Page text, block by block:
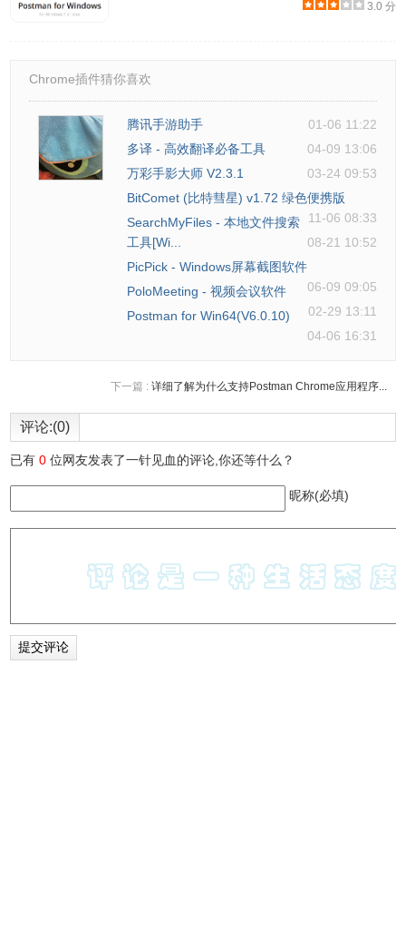
3.0 分
Chrome插件猜你喜欢
腾讯手游助手
01-06 11:22
多译 - 高效翻译必备工具
04-09 13:06
万彩手影大师 V2.3.1
03-24 09:53
BitComet (比特彗星) v1.72 绿色便携版
11-06 08:33
SearchMyFiles - 本地文件搜索
工具[Wi...
08-21 10:52
PicPick - Windows屏幕截图软件
06-09 09:05
PoloMeeting - 视频会议软件
02-29 13:11
Postman for Win64(V6.0.10)
04-06 16:31
下一篇 : 详细了解为什么支持Postman Chrome应用程序...
评论:(0)
已有0 位网友发表了一针见血的评论,你还等什么？
昵称(必填)